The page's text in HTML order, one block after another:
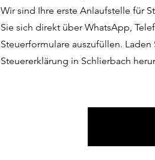
Wir sind Ihre erste Anlaufstelle für
Sie sich direkt über WhatsApp,
Steuerformulare auszufüllen.
Steuererklärung in Schlierbach